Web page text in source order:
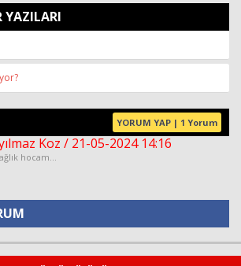
YAZILARI
YORUM YAP | 1 Yorum
Koz / 21-05-2024 14:16
hocam...